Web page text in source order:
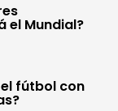
el Mundial?
fútbol con